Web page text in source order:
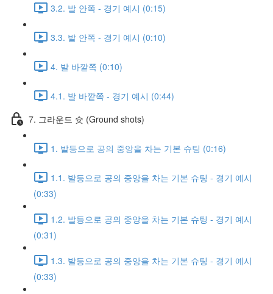
3.2. 발 안쪽 - 경기 예시 (0:15)
3.3. 발 안쪽 - 경기 예시 (0:10)
4. 발 바깥쪽 (0:10)
4.1. 발 바깥쪽 - 경기 예시 (0:44)
7. 그라운드 슛 (Ground shots)
1. 발등으로 공의 중앙을 차는 기본 슈팅 (0:16)
1.1. 발등으로 공의 중앙을 차는 기본 슈팅 - 경기 예시
(0:33)
1.2. 발등으로 공의 중앙을 차는 기본 슈팅 - 경기 예시
(0:31)
1.3. 발등으로 공의 중앙을 차는 기본 슈팅 - 경기 예시
(0:33)